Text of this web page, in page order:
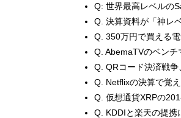
Q: 世界最高レベルの
Q. 決算資料が「神レ
Q. 350万円で買える
Q. AbemaTVのベンチ
Q. QRコード決済戦
Q. Netflixの決算で覚
Q. 仮想通貨XRPの
Q. KDDIと楽天の提携